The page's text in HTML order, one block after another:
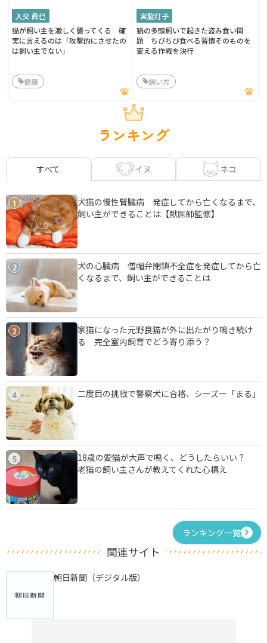
入交 眞巳
猫が飼い主を激しく襲ってくる 確
実に言えるのは「攻撃的にさせたの
は飼い主でない」
健康
宮脇灯子
猫の多頭飼いで起きた盗み食い問
題 ちびちび食べる習慣そのものを
変える作戦を決行
飼い方
ランキング
すべて イヌ ネコ
1
犬猫の慢性腎臓病 発症してから亡くなるまで、
飼い主ができることは【獣医師監修】
2
犬の心臓病 僧帽弁閉鎖不全症を発症してから亡
くなるまで、飼い主ができることは
3
家猫になった元野良猫が外に出たがり鳴き続け
る 完全室内飼育でどう寄り添う？
4 二度目の挑戦で警察犬に合格、シーズー「まる」
5
18歳の愛猫が大声で鳴く、どうしたらいい？
老猫の飼い主さんが教えてくれた心構え
ランキング一覧
関連サイト
朝日新聞（デジタル版）